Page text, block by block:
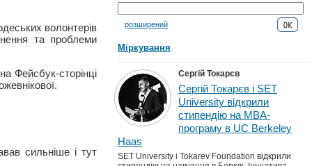
волонтерів
та проблеми
Фейсбук-сторінці
сильніше і тут
розширений
Міркування
Сергій Токарєв
Сергій Токарєв і SET
University відкрили
стипендію на MBA-
програму в UC Berkeley
Haas
SET University і Tokarev Foundation відкрили